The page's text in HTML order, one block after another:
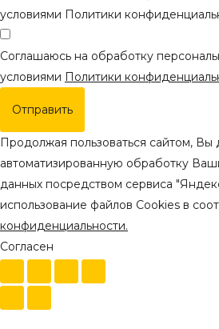
условиями Политики
Соглашаюсь на обработку
условиями Политики
Отправить
Продолжая пользоваться сайтом, Вы
автоматизированную обработку
данных посредством сервиса
использование файлов Cookies в
конфиденциальности.
Согласен